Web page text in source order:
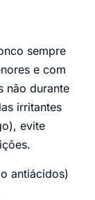
sempre
e com
não durante
irritantes
evite
antiácidos)